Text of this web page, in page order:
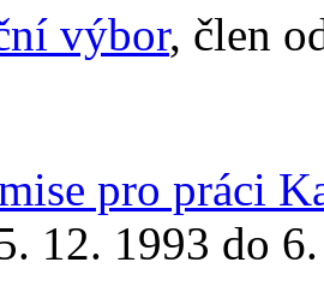
výbor, člen
pro práci
12. 1993 do